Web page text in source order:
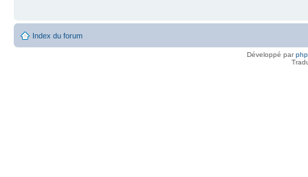
Index du forum
Développé par